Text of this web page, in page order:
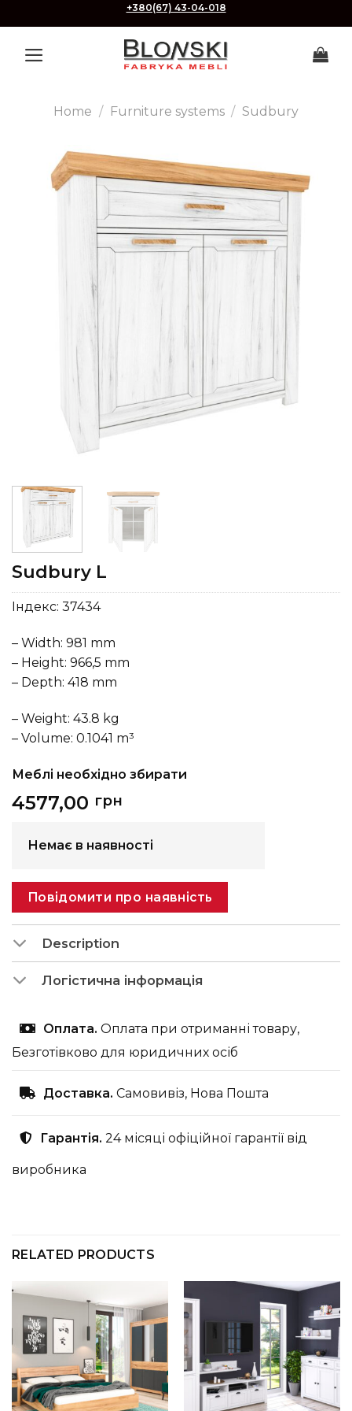
to
content
+380(67) 43-04-018
Home / Furniture systems / Sudbury
Sudbury L
Індекс: 37434
– Width: 981 mm
– Height: 966,5 mm
– Depth: 418 mm
– Weight: 43.8 kg
– Volume: 0.1041 m³
Меблі необхідно збирати
4577,00 грн
Немає в наявності
Повідомити про наявність
Description
Логістична інформація
Оплата. Оплата при отриманні товару,
Безготівково для юридичних осіб
Доставка. Самовивіз, Нова Пошта
Гарантія. 24 місяці офіційної гарантії від
виробника
RELATED PRODUCTS